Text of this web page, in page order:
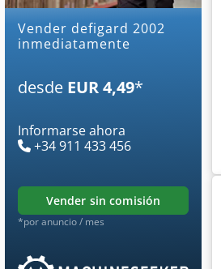
Vender defigard 2002
inmediatamente
desde EUR 4,49*
Informarse ahora
+34 911 433 456
vender sin comisión
*por anuncio / mes